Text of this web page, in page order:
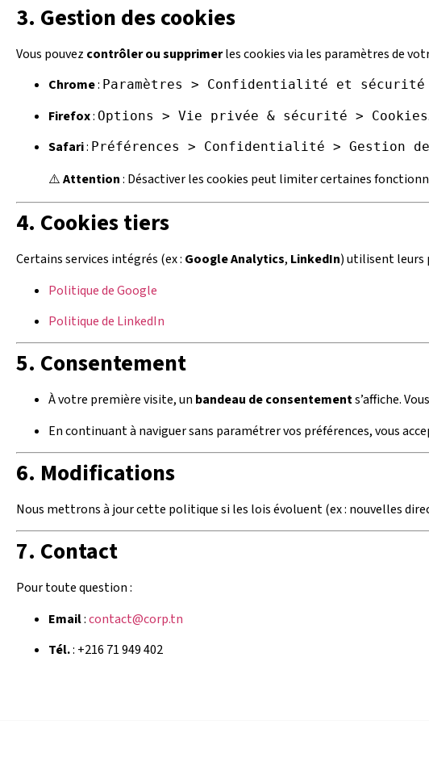
3. Gestion des cookies
Vous pouvez contrôler ou supprimerles cookies via les paramètres de
Chrome: Paramètres > Confidentialité et sécurité
Firefox: Options > Vie privée & sécurité > Cookies.
Safari: Préférences > Confidentialité > Gestion
⚠️Attention: Désactiver les cookies peut limiter certaines
4. Cookies tiers
Certains services intégrés (ex : Google Analytics, LinkedIn) utilisent leurs
Politique de Google
Politique de LinkedIn
5. Consentement
À votre première visite, un bandeau de consentements’affiche.
En continuant à naviguer sans paramétrer vos préférences, vous
6. Modifications
Nous mettrons à jour cette politique si les lois évoluent (ex : nouvelles
7. Contact
Pour toute question :
Email:contact@corp.tn
Tél.: +216 71 949 402